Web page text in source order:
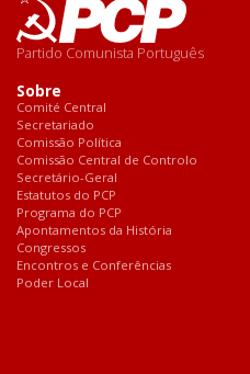
Partido Comunista Português
Sobre
Comité Central
Secretariado
Comissão Política
Comissão Central de Controlo
Secretário-Geral
Estatutos do PCP
Programa do PCP
Apontamentos da História
Congressos
Encontros e Conferências
Poder Local